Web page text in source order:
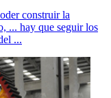
construir la
... hay que seguir los
...